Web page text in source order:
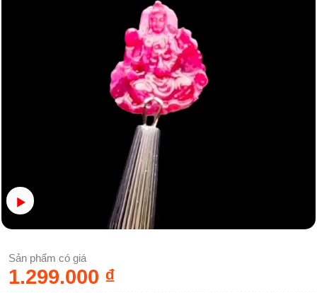
Sản phẩm có giá
1.299.000 ₫